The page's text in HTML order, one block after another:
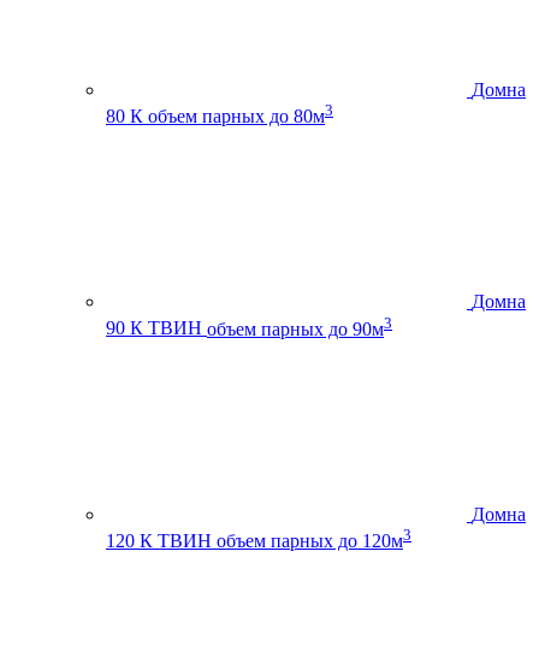
Домна
80 К объем парных до 80м3
Домна
90 К ТВИН объем парных до 90м3
Домна
120 К ТВИН объем парных до 120м3